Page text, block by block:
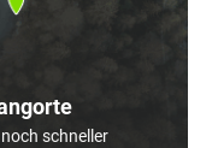
schneller